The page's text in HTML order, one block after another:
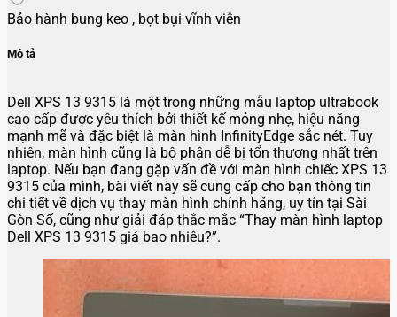
Bảo hành bung keo , bọt bụi vĩnh viễn
Mô tả
Dell XPS 13 9315 là một trong những mẫu laptop ultrabook
cao cấp được yêu thích bởi thiết kế mỏng nhẹ, hiệu năng
mạnh mẽ và đặc biệt là màn hình InfinityEdge sắc nét. Tuy
nhiên, màn hình cũng là bộ phận dễ bị tổn thương nhất trên
laptop. Nếu bạn đang gặp vấn đề với màn hình chiếc XPS 13
9315 của mình, bài viết này sẽ cung cấp cho bạn thông tin
chi tiết về dịch vụ thay màn hình chính hãng, uy tín tại Sài
Gòn Số, cũng như giải đáp thắc mắc “Thay màn hình laptop
Dell XPS 13 9315 giá bao nhiêu?”.